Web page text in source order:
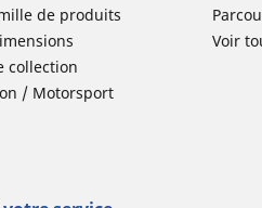
de produits
collection
/ Motorsport
Voir